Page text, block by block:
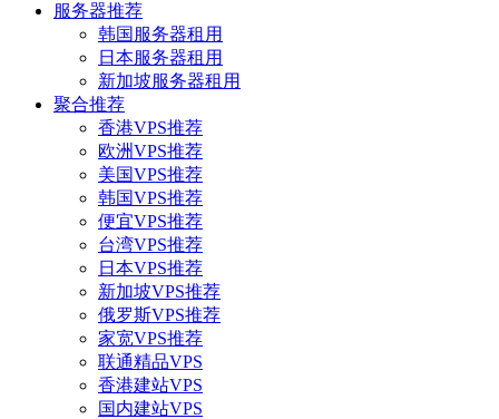
服务器推荐
韩国服务器租用
日本服务器租用
新加坡服务器租用
聚合推荐
香港VPS推荐
欧洲VPS推荐
美国VPS推荐
韩国VPS推荐
便宜VPS推荐
台湾VPS推荐
日本VPS推荐
新加坡VPS推荐
俄罗斯VPS推荐
家宽VPS推荐
联通精品VPS
香港建站VPS
国内建站VPS